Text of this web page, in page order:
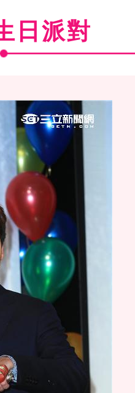
日派對